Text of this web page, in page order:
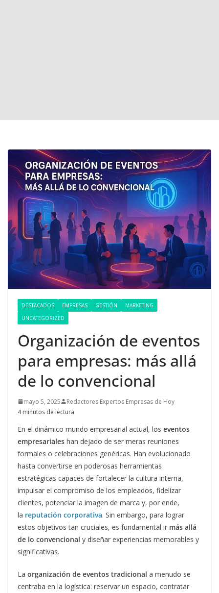
DESTACADOS EMPRESAS GESTIÓN
MARKETING
UNCATEGORIZED
Organización de eventos
para empresas: más allá
de lo convencional
mayo 5, 2025
Redactores Expertos Empresas de Hoy
4 minutos de lectura
En el dinámico mundo empresarial actual, los eventos
empresariales han dejado de ser meras reuniones
formales o celebraciones genéricas. Han evolucionado
hasta convertirse en poderosas herramientas
estratégicas capaces de fortalecer la cultura interna,
impulsar el compromiso de los empleados, fidelizar
clientes, potenciar la imagen de marca y, por ende,
la reputación corporativa. Sin embargo, para lograr
estos objetivos tan cruciales, es fundamental ir más allá
de lo convencional y diseñar experiencias memorables y
significativas.
La organización de eventos tradicional a menudo se
centraba en la logística: reservar un espacio, contratar